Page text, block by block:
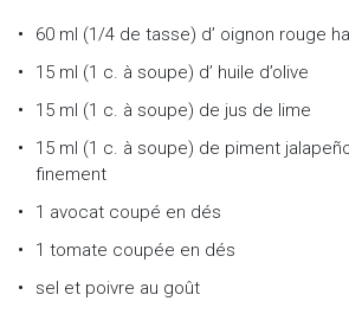
60 ml (1/4 de tasse) d’ oignon rouge
15 ml (1 c. à soupe) d’ huile d’olive
15 ml (1 c. à soupe) de jus de lime
15 ml (1 c. à soupe) de piment
finement
1 avocat coupé en dés
1 tomate coupée en dés
sel et poivre au goût